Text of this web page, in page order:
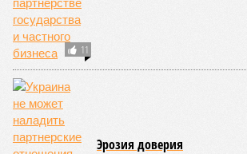
11
Эрозия доверия